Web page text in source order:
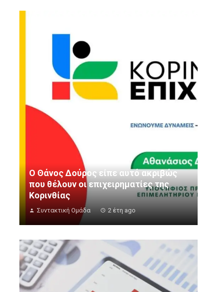
Ο Θάνος Δούρος είπε αυτό ακριβώς
που θέλουν οι επιχειρηματίες της
Κορινθίας
Συντακτική Ομάδα 2 έτη ago